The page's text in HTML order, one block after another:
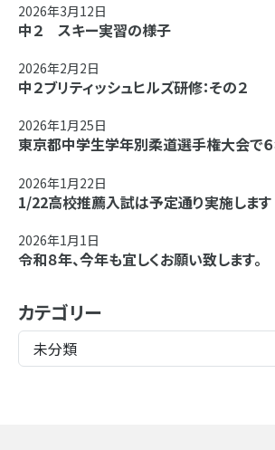
2026年3月12日
中２ スキー実習の様子
2026年2月2日
中２ブリティッシュヒルズ研修：その２
2026年1月25日
東京都中学生学年別柔道選手権大会で６
2026年1月22日
1/22高校推薦入試は予定通り実施します
2026年1月1日
令和８年、今年も宜しくお願い致します。
カテゴリー